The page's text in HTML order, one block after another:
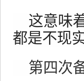
这意味
都是不现
第四次